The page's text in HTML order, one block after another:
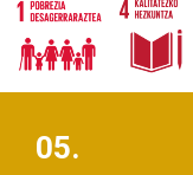
05.